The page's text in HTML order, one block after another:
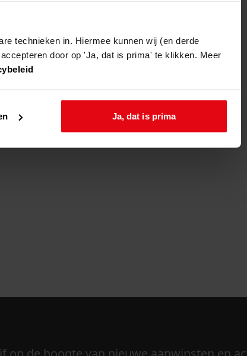
technieken in. Hiermee kunnen wij (en derde
door op 'Ja, dat is prima' te klikken. Meer
Ja, dat is prima